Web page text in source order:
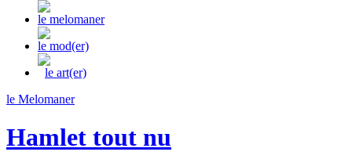
le melomaner
le mod(er)
le art(er)
le Melomaner
Hamlet tout nu